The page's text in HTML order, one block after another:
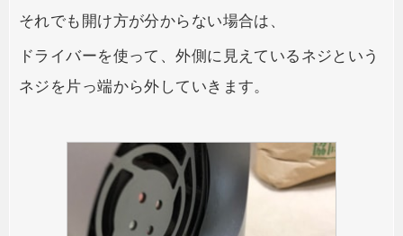
それでも開け方が分からない場合は、
ドライバーを使って、外側に見えているネジという
ネジを片っ端から外していきます。